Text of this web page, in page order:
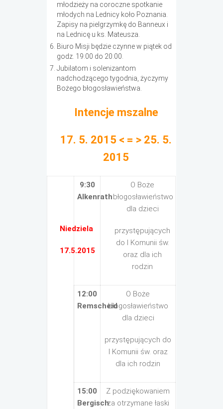
młodzieży na coroczne spotkanie
młodych na Lednicy koło Poznania.
Zapisy na pielgrzymkę do Banneux i
na Lednicę u ks. Mateusza.
Biuro Misji będzie czynne w piątek od
godz. 19:00 do 20:00.
Jubilatom i solenizantom
nadchodzącego tygodnia, życzymy
Bożego błogosławieństwa.
Intencje mszalne
17. 5. 2015 < = > 25. 5.
2015
Niedziela
17.5.2015
9:30
Alkenrath
O Boże
błogosławieństwo
dla dzieci
przystępujących
do I Komunii św.
oraz dla ich
rodzin
12:00
Remscheid
O Boże
błogosławieństwo
dla dzieci
przystępujących do
I Komunii św. oraz
dla ich rodzin
15:00
Bergisch
Z podziękowaniem
za otrzymane łaski